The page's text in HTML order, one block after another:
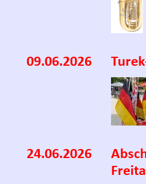
09.06.2026
24.06.2026